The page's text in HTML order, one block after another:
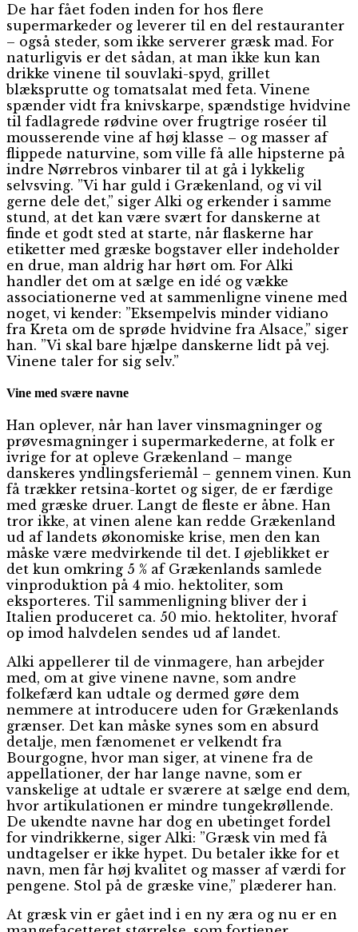
De har fået foden inden for hos flere
supermarkeder og leverer til en del restauranter
– også steder, som ikke serverer græsk mad. For
naturligvis er det sådan, at man ikke kun kan
drikke vinene til souvlaki-spyd, grillet
blæksprutte og tomatsalat med feta. Vinene
spænder vidt fra knivskarpe, spændstige hvidvine
til fadlagrede rødvine over frugtrige roséer til
mousserende vine af høj klasse – og masser af
flippede naturvine, som ville få alle hipsterne på
indre Nørrebros vinbarer til at gå i lykkelig
selvsving. ”Vi har guld i Grækenland, og vi vil
gerne dele det,” siger Alki og erkender i samme
stund, at det kan være svært for danskerne at
finde et godt sted at starte, når flaskerne har
etiketter med græske bogstaver eller indeholder
en drue, man aldrig har hørt om. For Alki
handler det om at sælge en idé og vække
associationerne ved at sammenligne vinene med
noget, vi kender: ”Eksempelvis minder vidiano
fra Kreta om de sprøde hvidvine fra Alsace,” siger
han. ”Vi skal bare hjælpe danskerne lidt på vej.
Vinene taler for sig selv.”
Vine med svære navne
Han oplever, når han laver vinsmagninger og
prøvesmagninger i supermarkederne, at folk er
ivrige for at opleve Grækenland – mange
danskeres yndlingsferiemål – gennem vinen. Kun
få trækker retsina-kortet og siger, de er færdige
med græske druer. Langt de fleste er åbne. Han
tror ikke, at vinen alene kan redde Grækenland
ud af landets økonomiske krise, men den kan
måske være medvirkende til det. I øjeblikket er
det kun omkring 5 % af Grækenlands samlede
vinproduktion på 4 mio. hektoliter, som
eksporteres. Til sammenligning bliver der i
Italien produceret ca. 50 mio. hektoliter, hvoraf
op imod halvdelen sendes ud af landet.
Alki appellerer til de vinmagere, han arbejder
med, om at give vinene navne, som andre
folkefærd kan udtale og dermed gøre dem
nemmere at introducere uden for Grækenlands
grænser. Det kan måske synes som en absurd
detalje, men fænomenet er velkendt fra
Bourgogne, hvor man siger, at vinene fra de
appellationer, der har lange navne, som er
vanskelige at udtale er sværere at sælge end dem,
hvor artikulationen er mindre tungekrøllende.
De ukendte navne har dog en ubetinget fordel
for vindrikkerne, siger Alki: ”Græsk vin med få
undtagelser er ikke hypet. Du betaler ikke for et
navn, men får høj kvalitet og masser af værdi for
pengene. Stol på de græske vine,” plæderer han.
At græsk vin er gået ind i en ny æra og nu er en